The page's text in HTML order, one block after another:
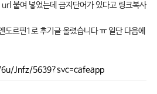
붙여 넣었는데 금지단어가 있다고 링크복사
도르핀1로 후기글 올렸습니다 ㅠ 일단 다음에
Jnfz/5639?svc=cafeapp